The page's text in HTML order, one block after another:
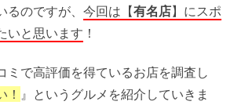
のですが、 今回は【有名店】にスポ
いと思います ！
ミで高評価を得ているお店を調査し
！ 』というグルメを紹介していきま